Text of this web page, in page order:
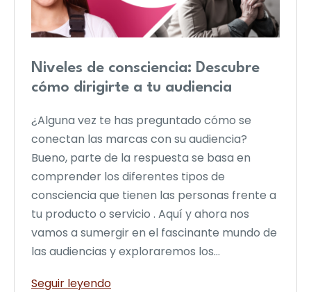
Niveles de consciencia: Descubre
cómo dirigirte a tu audiencia
¿Alguna vez te has preguntado cómo se
conectan las marcas con su audiencia?
Bueno, parte de la respuesta se basa en
comprender los diferentes tipos de
consciencia que tienen las personas frente a
tu producto o servicio . Aquí y ahora nos
vamos a sumergir en el fascinante mundo de
las audiencias y exploraremos los…
Seguir leyendoNiveles